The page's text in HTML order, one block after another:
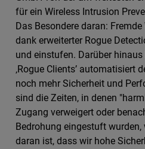
für ein Wireless Intrusion
Das Besondere daran:
dank erweiterter Rogue
und einstufen. Darüber
‚Rogue Clients’ automatisiert
noch mehr Sicherheit und
sind die Zeiten, in denen
Zugang verweigert oder
Bedrohung eingestuft wurden,
daran ist, dass wir hohe